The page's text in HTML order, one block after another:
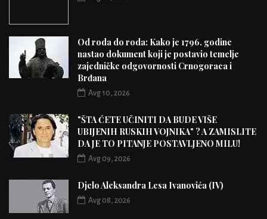
Od roda do roda: Kako je 1796. godine
nastao dokument koji je postavio temelje
zajedničke odgovornosti Crnogoraca i
Brđana
Avg 10, 2026
"ŠTA ĆETE UČINITI DA BUDE VIŠE
UBIJENIH RUSKIH VOJNIKA" ? A ZAMISLITE
DA JE TO PITANJE POSTAVLJENO MILU!
Avg 09, 2026
Djelo Aleksandra Lesa Ivanovića (IV)
Avg 08, 2026